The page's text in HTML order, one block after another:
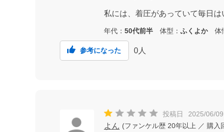
私には、着圧があっていて毎日は
年代： 50代前半 体型： ふくよか体
参考になった 0 人
投稿日 2025/06/09
よん (ファンケル歴 20年以上 ／ 購入